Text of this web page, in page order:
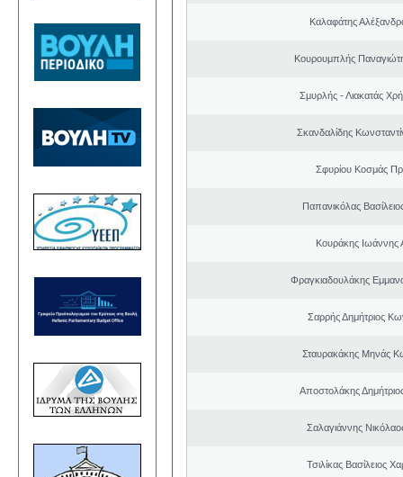
Καλαφάτης
Κουρουμπλής
Σμυρλής - Λιακατάς
Σκανδαλίδης
Σφυρίου Κοσμάς
Παπανικόλας
Κουράκης Ιωάννης
Φραγκιαδουλάκης
Σαρρής Δημήτριος
Σταυρακάκης Μηνάς
Αποστολάκης
Σαλαγιάννης
Τσιλίκας Βασίλειος